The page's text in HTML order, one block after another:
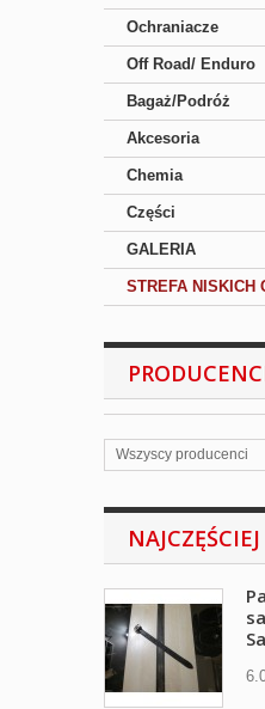
Ochraniacze
Off Road/ Enduro
Bagaż/Podróż
Akcesoria
Chemia
Części
GALERIA
STREFA NISKICH
Wszyscy producenci